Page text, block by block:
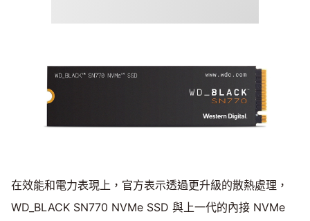
在效能和電力表現上，官方表示透過更升級的散熱處理，
WD_BLACK SN770 NVMe SSD 與上一代的內接 NVMe